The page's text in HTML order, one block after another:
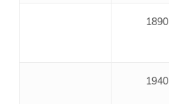
1890
1940